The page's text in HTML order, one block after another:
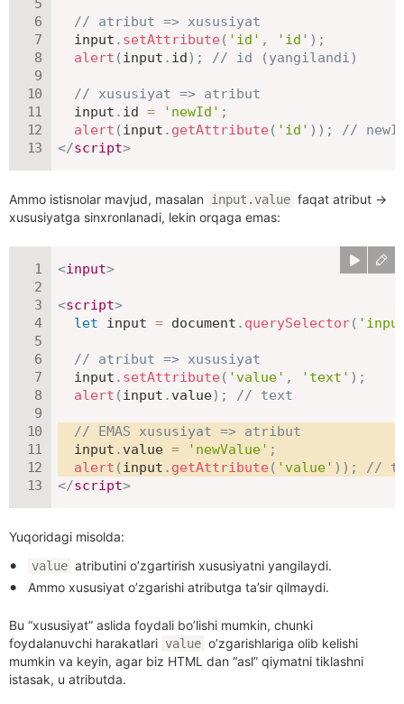
// atribut => xususiyat
  input
. setAttribute ( 'id' , 'id' ) ;
alert (input . id) ; // id (yangilandi)
// xususiyat => atribut
  input
. id = 'newId' ;
alert (input . getAttribute ( 'id' ) ) ;
//
</script>
Ammo istisnolar mavjud, masalan input.value faqat atribut →
xususiyatga sinxronlanadi, lekin orqaga emas:
<input>
<script>
let input = document . querySelector(
// atribut => xususiyat
  input
. setAttribute ( 'value' , 'text' ) ;
alert (input . value) ; // text
// EMAS xususiyat => atribut
  input
. value = 'newValue' ;
alert (input . getAttribute ( 'value' ) ) ;
//
</script>
Yuqoridagi misolda:
value atributini o’zgartirish xususiyatni yangilaydi.
Ammo xususiyat o’zgarishi atributga ta’sir qilmaydi.
Bu “xususiyat” aslida foydali bo’lishi mumkin, chunki
foydalanuvchi harakatlari value o’zgarishlariga olib kelishi
mumkin va keyin, agar biz HTML dan “asl” qiymatni tiklashni
istasak, u atributda.